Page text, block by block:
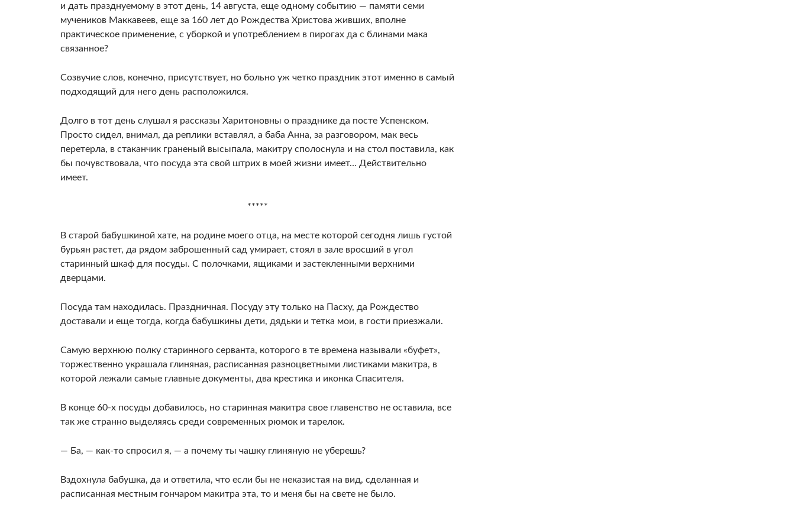
и дать празднуемому в этот день, 14 августа, еще одному событию — памяти семи
мучеников Маккавеев, еще за 160 лет до Рождества Христова живших, вполне
практическое применение, с уборкой и употреблением в пирогах да с блинами мака
связанное?
Созвучие слов, конечно, присутствует, но больно уж четко праздник этот именно в самый
подходящий для него день расположился.
Долго в тот день слушал я рассказы Харитоновны о празднике да посте Успенском.
Просто сидел, внимал, да реплики вставлял, а баба Анна, за разговором, мак весь
перетерла, в стаканчик граненый высыпала, макитру сполоснула и на стол поставила, как
бы почувствовала, что посуда эта свой штрих в моей жизни имеет… Действительно
имеет.
*****
В старой бабушкиной хате, на родине моего отца, на месте которой сегодня лишь густой
бурьян растет, да рядом заброшенный сад умирает, стоял в зале вросший в угол
старинный шкаф для посуды. С полочками, ящиками и застекленными верхними
дверцами.
Посуда там находилась. Праздничная. Посуду эту только на Пасху, да Рождество
доставали и еще тогда, когда бабушкины дети, дядьки и тетка мои, в гости приезжали.
Самую верхнюю полку старинного серванта, которого в те времена называли «буфет»,
торжественно украшала глиняная, расписанная разноцветными листиками макитра, в
которой лежали самые главные документы, два крестика и иконка Спасителя.
В конце 60-х посуды добавилось, но старинная макитра свое главенство не оставила, все
так же странно выделяясь среди современных рюмок и тарелок.
— Ба, — как-то спросил я, — а почему ты чашку глиняную не уберешь?
Вздохнула бабушка, да и ответила, что если бы не неказистая на вид, сделанная и
расписанная местным гончаром макитра эта, то и меня бы на свете не было.